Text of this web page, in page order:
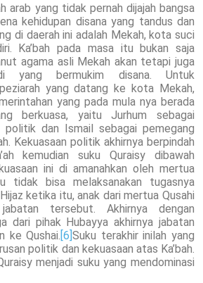
arab yang tidak pernah dijajah bangsa
kehidupan disana yang tandus dan
di daerah ini adalah Mekah, kota suci
Ka’bah pada masa itu bukan saja
agama asli Mekah akan tetapi juga
yang bermukim disana. Untuk
yang datang ke kota Mekah,
yang pada mula nya berada
berkuasa, yaitu Jurhum sebagai
politik dan Ismail sebagai pemegang
Kekuasaan politik akhirnya berpindah
kemudian suku Quraisy dibawah
ini di amanahkan oleh mertua
tidak bisa melaksanakan tugasnya
ketika itu, anak dari mertua Qusahi
tersebut. Akhirnya dengan
dari pihak Hubayya akhirnya jabatan
ke Qushai. [6]Suku terakhir inilah yang
politik dan kekuasaan atas Ka’bah.
menjadi suku yang mendominasi